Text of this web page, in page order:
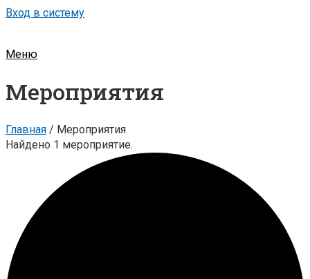
Вход в систему
Меню
Мероприятия
Главная / Мероприятия
Найдено 1 мероприятие.